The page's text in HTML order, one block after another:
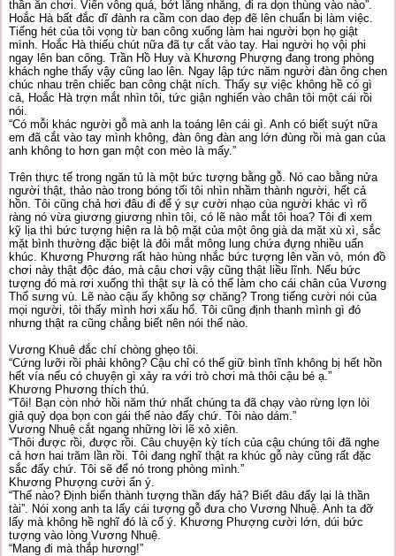
thần ăn chơi. Viển vông quá, bớt lằng nhằng, đi ra dọn thùng vào nào”.
Hoắc Hà bất đắc dĩ đành ra cầm con dao đẹp đẽ lên chuẩn bị làm việc.
Tiếng hét của tôi vọng từ ban công xuống làm hai người bọn họ giật
mình. Hoắc Hà thiếu chút nữa đã tự cắt vào tay. Hai người họ vội phi
ngay lên ban công. Trần Hồ Huy và Khương Phượng đang trong phòng
khách nghe thấy vậy cũng lao lên. Ngay lập tức năm người đàn ông chen
chúc nhau trên chiếc ban công chật ních. Thấy sự việc không hề có gì
cả, Hoắc Hà trợn mắt nhìn tôi, tức giận nghiến vào chân tôi một cái rồi
nói.
“Có mỗi khác người gỗ mà anh la toáng lên cái gì. Anh có biết suýt nữa
em đã cắt vào tay mình không, đàn ông đàn ang lớn đùng rồi mà gan của
anh không to hơn gan một con mèo là mấy.”
Trên thực tế trong ngăn tủ là một bức tượng bằng gỗ. Nó cao bằng nửa
người thật, thảo nào trong bóng tối tôi nhìn nhầm thành người, hết cả
hồn. Tôi cũng chả hơi đâu đi để ý sự cười nhạo cùa người khác vì rõ
ràng nó vừa giương giương nhìn tôi, có lẽ nào mắt tôi hoa? Tôi đi xem
kỹ lịa thì bức tượng hiện ra là bộ mặt của một ông già da mặt xù xì, sắc
mặt bình thường đặc biệt là đôi mắt mông lung chứa đựng nhiều uẩn
khúc. Khương Phương rất hào hùng nhắc bức tượng lên vần vò, món đồ
chơi này thật độc đáo, mà cậu chơi vậy cũng thật liều lĩnh. Nếu bức
tượng đó mà rơi xuống thì thật sự là có thể làm cho cái chân của Vương
Thổ sưng vù. Lẽ nào cậu ấy không sợ chăng? Trong tiếng cười nói của
mọi người, tôi thấy mình hơi xấu hổ. Tôi cũng định thanh mình gì đó
nhưng thật ra cũng chẳng biết nên nói thế nào.
Vương Khuê đắc chí chòng ghẹo tôi.
“Cứng lưỡi rồi phải không? Cậu chỉ có thể giữ bình tĩnh không bị hết hồn
hết vía nếu có chuyện gì xảy ra với trò chơi mà thôi cậu bé ạ.”
Khương Phương thích thú.
“Tôi! Bạn còn nhớ hồi năm thứ nhất chúng ta đã chạy vào rừng lợn lòi
giả quỷ dọa bọn con gái thế nào đấy chứ. Tôi nào dám.”
Vương Nhuệ cắt ngang những lời lẽ xỏ xiên.
“Thôi được rồi, được rồi. Câu chuyện kỳ tích của cậu chúng tôi đã nghe
cả hơn hai trăm lần rồi. Tôi đang nghĩ thật ra khúc gỗ này cũng rất đặc
sắc đấy chứ. Tôi sẽ để nó trong phòng mình.”
Khương Phượng cười ẩn ý.
“Thế nào? Định biến thành tượng thần đấy hả? Biết đâu đấy lại là thần
tài”. Nói xong anh ta lấy cái tượng gỗ đưa cho Vương Nhuệ. Anh ta đỡ
lấy mà không hề nghĩ đó là cố ý. Khương Phượng cười lớn, dúi bức
tượng vào lòng Vương Nhuệ.
“Mang đi mà thắp hương!”